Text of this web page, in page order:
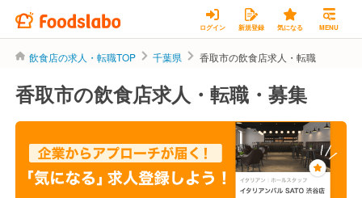
ログイン 新規登録 気になる MENU
飲食店の求人・転職TOP 千葉県 香取市の飲食店求人・転職
香取市の飲食店求人・転職・募集